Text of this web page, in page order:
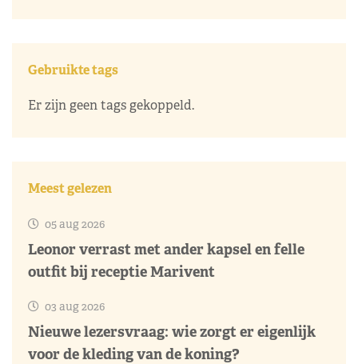
Gebruikte tags
Er zijn geen tags gekoppeld.
Meest gelezen
05 aug 2026
Leonor verrast met ander kapsel en felle
outfit bij receptie Marivent
03 aug 2026
Nieuwe lezersvraag: wie zorgt er eigenlijk
voor de kleding van de koning?